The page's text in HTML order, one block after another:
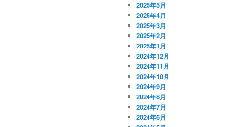
2025年5月
2025年4月
2025年3月
2025年2月
2025年1月
2024年12月
2024年11月
2024年10月
2024年9月
2024年8月
2024年7月
2024年6月